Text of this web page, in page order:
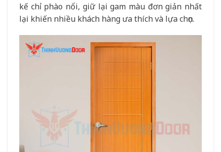
kế chỉ phào nổi, giữ lại gam màu đơn giản nhất
lại khiến nhiều khách hàng ưa thích và lựa chọn.